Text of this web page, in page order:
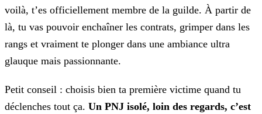
voilà, t’es officiellement membre de la guilde. À partir de
là, tu vas pouvoir enchaîner les contrats, grimper dans les
rangs et vraiment te plonger dans une ambiance ultra
glauque mais passionnante.
Petit conseil : choisis bien ta première victime quand tu
déclenches tout ça. Un PNJ isolé, loin des regards, c’est